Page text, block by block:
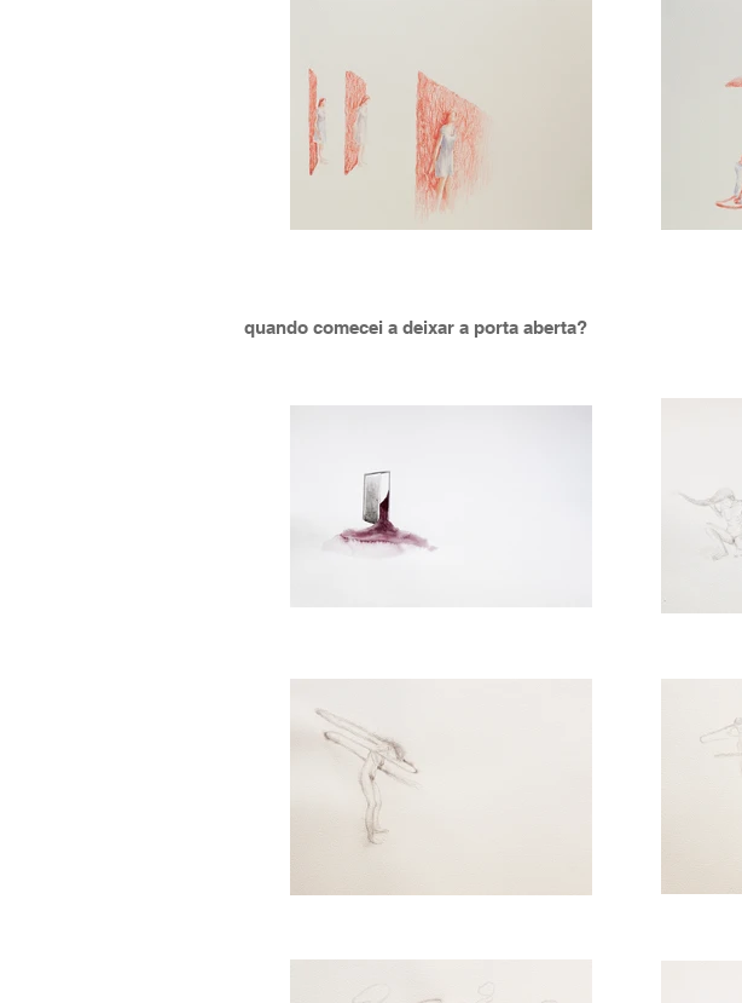
quando comecei a deixar a porta aberta?